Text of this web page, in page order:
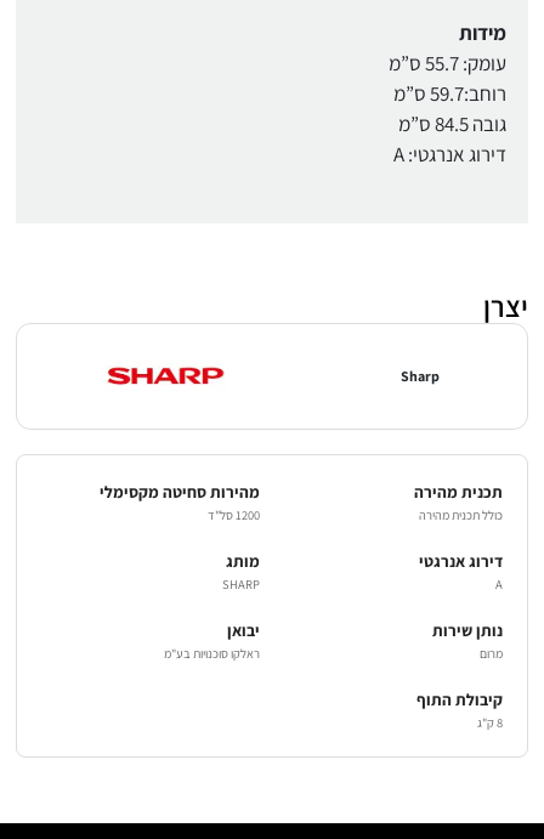
מידות
עומק: 55.7 ס”מ
רוחב:59.7 ס”מ
גובה 84.5 ס”מ
דירוג אנרגטי: A
יצרן
Sharp
תכנית מהירה
כולל תכנית מהירה
מהירות סחיטה מקסימלי
1200 סל"ד
דירוג אנרגטי
A
מותג
SHARP
נותן שירות
מרום
יבואן
ראלקו סוכנויות בע"מ
קיבולת התוף
8 ק"ג